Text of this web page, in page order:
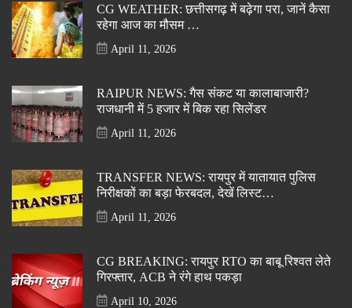
CG WEATHER: छत्तीसगढ़ में बढ़ेगा परा, जानें कैसा
रहेगा आज का मौसम …
April 11, 2026
RAIPUR NEWS: गैस संकट या कालाबाजारी?
राजधानी में 5 हजार में बिक रहा सिलेंडर
April 11, 2026
TRANSFER NEWS: रायपुर में यातायात पुलिस
निरीक्षकों का बड़ा फेरबदल, देखें लिस्ट…
April 11, 2026
CG BREAKING: रायपुर RTO का बाबू रिश्वत लेते
गिरफ्तार, ACB ने रंगे हाथ पकड़ा
April 10, 2026